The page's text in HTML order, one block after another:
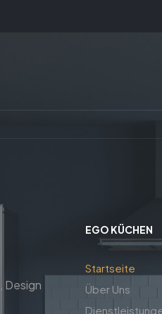
Design
EGO KÜCHEN
Startseite
Über Uns